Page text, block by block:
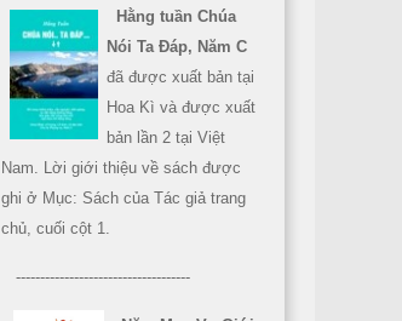
Hằng tuần Chúa
Nói Ta Đáp, Năm C
đã được xuất bản tại
Hoa Kì và được xuất
bản lần 2 tại Việt
Nam. Lời giới thiệu về sách được
ghi ở Mục: Sách của Tác giả trang
chủ, cuối cột 1.
------------------------------------